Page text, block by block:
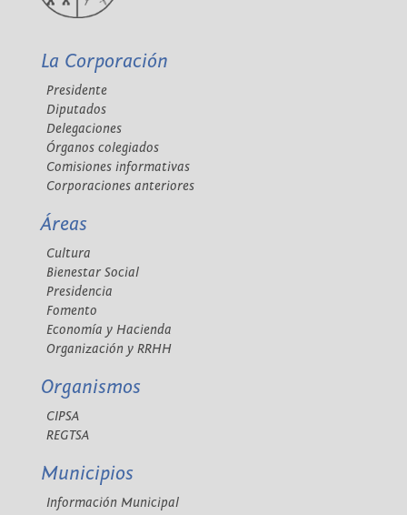
La Corporación
Presidente
Diputados
Delegaciones
Órganos colegiados
Comisiones informativas
Corporaciones anteriores
Áreas
Cultura
Bienestar Social
Presidencia
Fomento
Economía y Hacienda
Organización y RRHH
Organismos
CIPSA
REGTSA
Municipios
Información Municipal